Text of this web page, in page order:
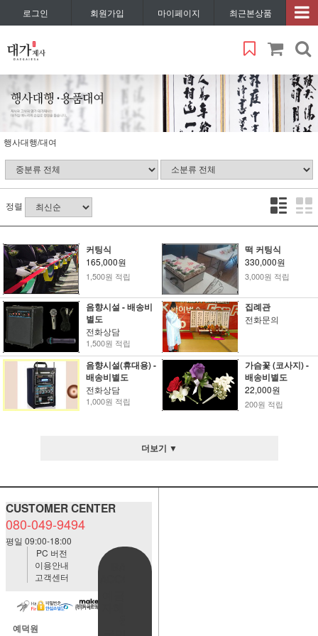
로그인 회원가입 마이페이지 최근본상품
행사대행/대여
정렬
커팅식
165,000원
1,500원 적립
떡 커팅식
330,000원
3,000원 적립
음향시설 - 배송비
별도
전화상담
1,500원 적립
집례관
전화문의
음향시설(휴대용) -
배송비별도
전화상담
1,000원 적립
가슴꽃 (코사지) -
배송비별도
22,000원
200원 적립
더보기 ▼
CUSTOMER CENTER
080-049-9494
평일 09:00-18:00
PC 버전
이용안내
고객센터
예덕원